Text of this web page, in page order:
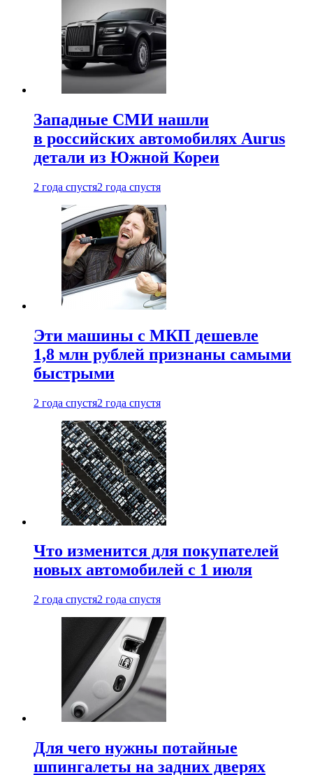
Западные СМИ нашли
в российских автомобилях Aurus
детали из Южной Кореи
2 года спустя2 года спустя
Эти машины с МКП дешевле
1,8 млн рублей признаны самыми
быстрыми
2 года спустя2 года спустя
Что изменится для покупателей
новых автомобилей с 1 июля
2 года спустя2 года спустя
Для чего нужны потайные
шпингалеты на задних дверях